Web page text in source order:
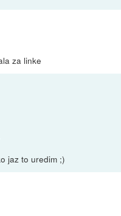
za linke
jaz to uredim ;)